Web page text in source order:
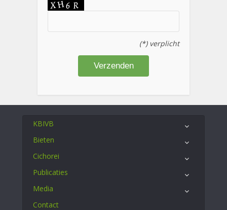
(*) verplicht
KBIVB
Bieten
Cichorei
Publicaties
Media
Contact